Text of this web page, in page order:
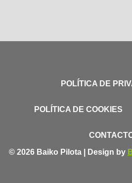
POLÍTICA DE
POLÍTICA DE COOKIES
© 2026 Baiko Pilota | Design by